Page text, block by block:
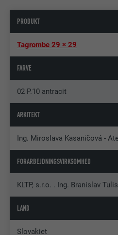
PRODUKT
Tagrombe 29 × 29
FARVE
02 P.10 antracit
ARKITEKT
Ing. Miroslava Kasaničová -
FORARBEJDNINGSVIRKSOMHED
KLTP, s.r.o. . Ing. Branislav Tulis
LAND
Slovakiet